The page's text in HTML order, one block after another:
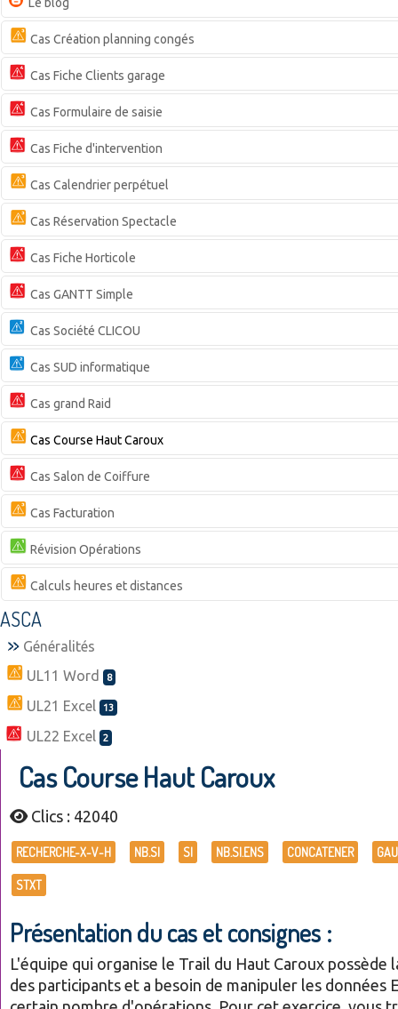
Cas Création planning congés
Cas Fiche Clients garage
Cas Formulaire de saisie
Cas Fiche d'intervention
Cas Calendrier perpétuel
Cas Réservation Spectacle
Cas Fiche Horticole
Cas GANTT Simple
Cas Société CLICOU
Cas SUD informatique
Cas grand Raid
Cas Course Haut Caroux
Cas Salon de Coiffure
Cas Facturation
Révision Opérations
Calculs heures et distances
ASCA
Généralités
UL11 Word
8
UL21 Excel 13
UL22 Excel 2
Cas Course Haut Caroux
Clics : 42040
RECHERCHE-X-V-H NB.SI SI NB.SI.ENS CONCATENER
STXT
Présentation du cas et consignes :
L'équipe qui organise le Trail du Haut Caroux possède
des participants et a besoin de manipuler les données